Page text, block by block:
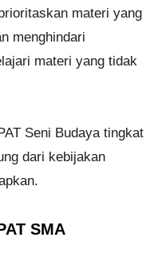
materi yang
menghindari
materi yang tidak
Seni Budaya tingkat
dari kebijakan
SMA